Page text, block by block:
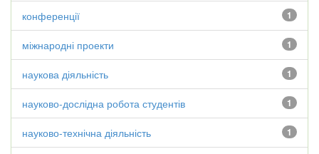
1
конференції
1
міжнародні проекти
1
наукова діяльність
1
науково-дослідна робота студентів
1
науково-технічна діяльність